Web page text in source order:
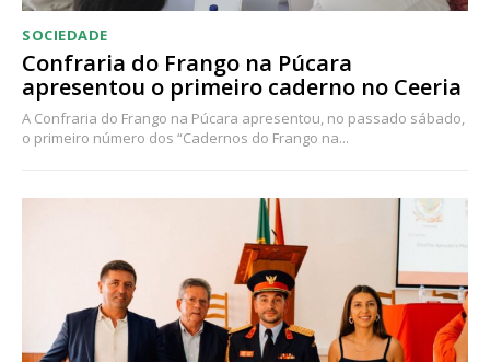
SOCIEDADE
Confraria do Frango na Púcara
apresentou o primeiro caderno no Ceeria
A Confraria do Frango na Púcara apresentou, no passado sábado,
o primeiro número dos “Cadernos do Frango na...